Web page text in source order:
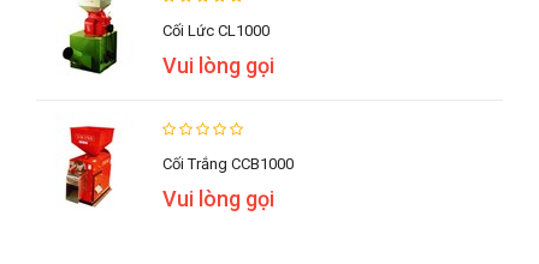
Cối Lức CL1000
Vui lòng gọi
Cối Trắng CCB1000
Vui lòng gọi